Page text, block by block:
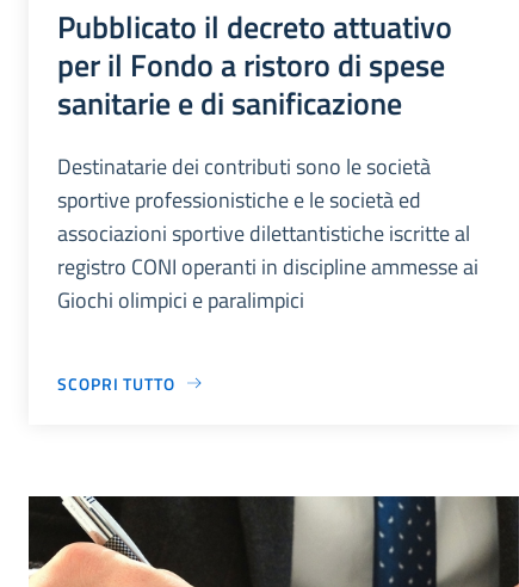
Pubblicato il decreto attuativo
per il Fondo a ristoro di spese
sanitarie e di sanificazione
Destinatarie dei contributi sono le società
sportive professionistiche e le società ed
associazioni sportive dilettantistiche iscritte al
registro CONI operanti in discipline ammesse ai
Giochi olimpici e paralimpici
SCOPRI TUTTO